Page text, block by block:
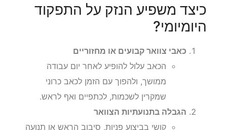
כיצד משפיע הנזק על התפקוד
היומיומי?
כאבי צוואר קבועים או מחזוריים
הכאב עלול להופיע לאחר יום עבודה
ממושך, ולהפוך עם הזמן לכאב כרוני
שמקרין לשכמות, לכתפיים ואף לראש.
הגבלה בתנועתיות הצוואר
קושי בביצוע פניות, סיבוב הראש או תנועה